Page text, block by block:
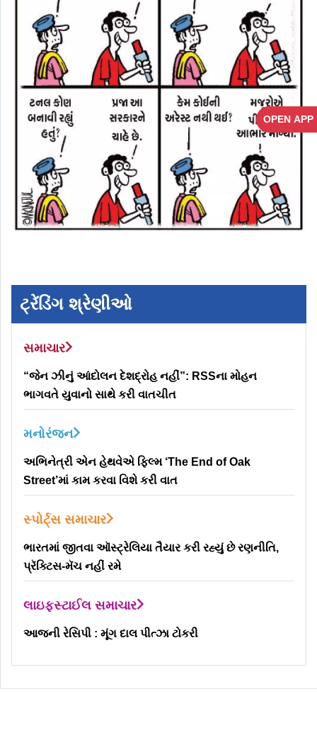
OPEN APP
ટ્રેંડિંગ શ્રેણીઓ
સમાચાર
“જેન ઝીનું આંદોલન દેશદ્રોહ નહીં”: RSSના મોહન
ભાગવતે યુવાનો સાથે કરી વાતચીત
મનોરંજન
અભિનેત્રી એન હેથવેએ ફિલ્મ ‘The End of Oak
Street’માં કામ કરવા વિશે કરી વાત
સ્પોર્ટ્સ સમાચાર
ભારતમાં જીતવા ઑસ્ટ્રેલિયા તૈયાર કરી રહ્યું છે રણનીતિ,
પ્રૅક્ટિસ-મૅચ નહીં રમે
લાઇફસ્ટાઈલ સમાચાર
આજની રેસિપી : મૂંગ દાલ પીત્ઝા ટોકરી